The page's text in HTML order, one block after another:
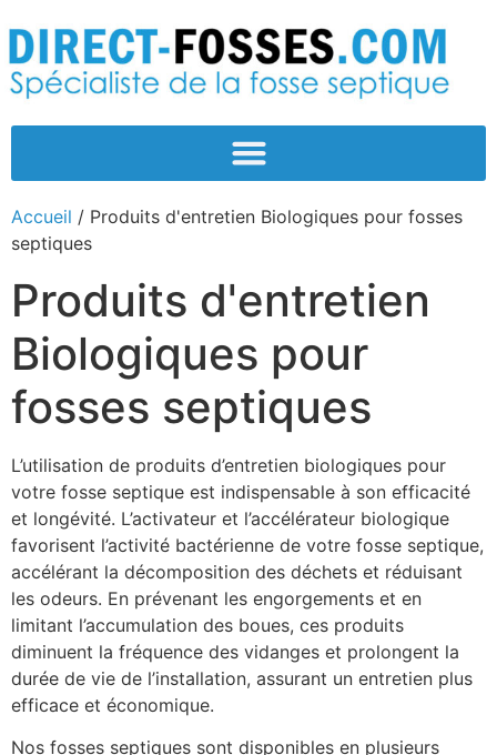
Accueil / Produits d'entretien Biologiques pour fosses
septiques
Produits d'entretien
Biologiques pour
fosses septiques
L’utilisation de produits d’entretien biologiques pour
votre fosse septique est indispensable à son efficacité
et longévité. L’activateur et l’accélérateur biologique
favorisent l’activité bactérienne de votre fosse septique,
accélérant la décomposition des déchets et réduisant
les odeurs. En prévenant les engorgements et en
limitant l’accumulation des boues, ces produits
diminuent la fréquence des vidanges et prolongent la
durée de vie de l’installation, assurant un entretien plus
efficace et économique.
Nos fosses septiques sont disponibles en plusieurs